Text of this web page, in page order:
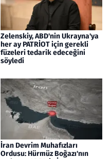
Zelenskiy, ABD'nin Ukrayna'ya
her ay PATRİOT için gerekli
füzeleri tedarik edeceğini
söyledi
İran Devrim Muhafızları
Ordusu: Hürmüz Boğazı'nın